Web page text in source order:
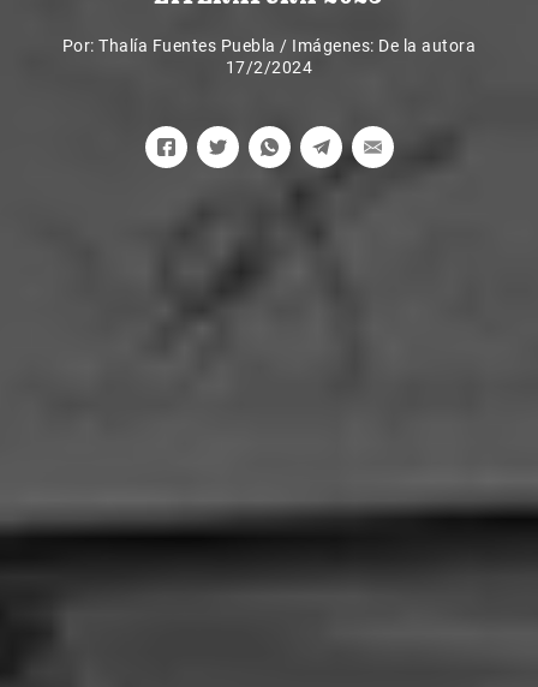
Por:Thalía Fuentes Puebla / Imágenes: De la autora
17/2/2024